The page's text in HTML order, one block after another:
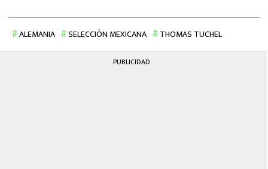
ALEMANIA SELECCIÓN MEXICANA THOMAS TUCHEL
PUBLICIDAD